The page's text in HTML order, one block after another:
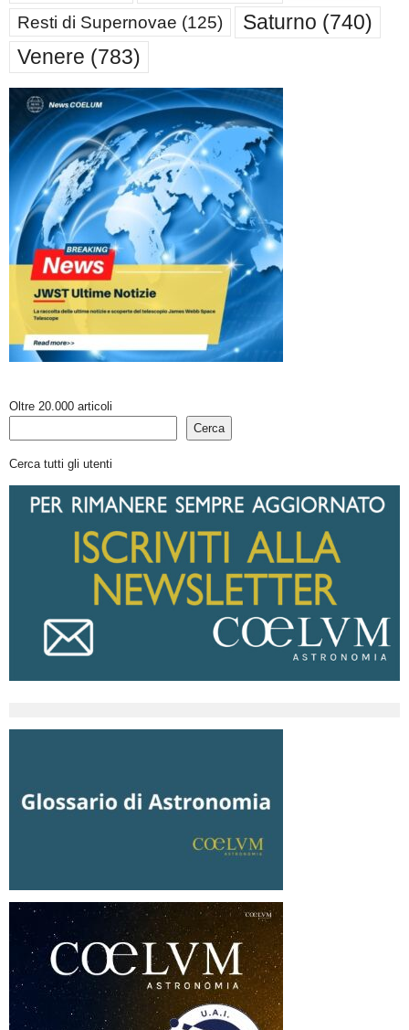
Resti di Supernovae (125) Saturno (740)
Venere (783)
Oltre 20.000 articoli
Cerca
Cerca tutti gli utenti